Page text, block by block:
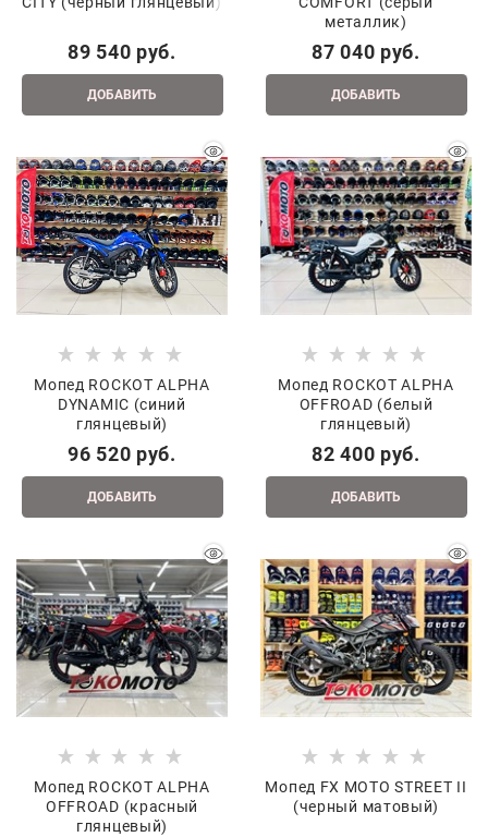
89 540 руб.
ДОБАВИТЬ
металлик)
87 040 руб.
ДОБАВИТЬ
Мопед ROCKOT ALPHA
DYNAMIC (синий
глянцевый)
96 520 руб.
ДОБАВИТЬ
Мопед ROCKOT ALPHA
OFFROAD (белый
глянцевый)
82 400 руб.
ДОБАВИТЬ
Мопед ROCKOT ALPHA
OFFROAD (красный
глянцевый)
Мопед FX MOTO STREET II
(черный матовый)